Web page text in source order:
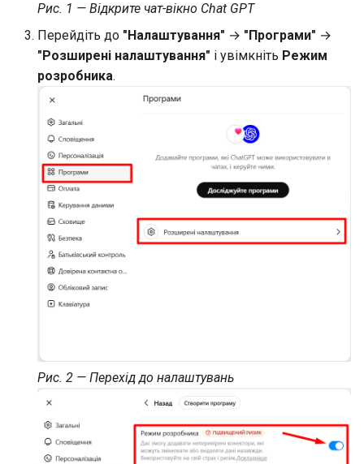
Рис. 1 — Відкрите чат-вікно Chat GPT
Перейдіть до "Налаштування" → "Програми" →
"Розширені налаштування" і увімкніть Режим
розробника.
Рис. 2 — Перехід до налаштувань